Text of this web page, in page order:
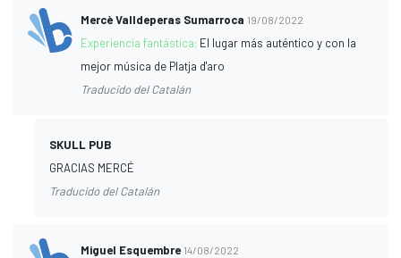
Mercè Valldeperas Sumarroca 19/08/2022
Experiencia fantástica: El lugar más auténtico y con la
mejor música de Platja d'aro
Traducido del Catalán
SKULL PUB
GRACIAS MERCÉ
Traducido del Catalán
Miguel Esquembre 14/08/2022